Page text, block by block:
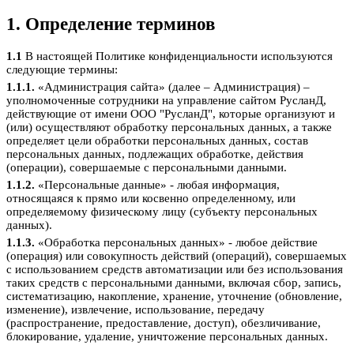
1. Определение терминов
1.1 В настоящей Политике конфиденциальности используются
следующие термины:
1.1.1. «Администрация сайта» (далее – Администрация) –
уполномоченные сотрудники на управление сайтом РусланД,
действующие от имени ООО "РусланД", которые организуют и
(или) осуществляют обработку персональных данных, а также
определяет цели обработки персональных данных, состав
персональных данных, подлежащих обработке, действия
(операции), совершаемые с персональными данными.
1.1.2. «Персональные данные» - любая информация,
относящаяся к прямо или косвенно определенному, или
определяемому физическому лицу (субъекту персональных
данных).
1.1.3. «Обработка персональных данных» - любое действие
(операция) или совокупность действий (операций), совершаемых
с использованием средств автоматизации или без использования
таких средств с персональными данными, включая сбор, запись,
систематизацию, накопление, хранение, уточнение (обновление,
изменение), извлечение, использование, передачу
(распространение, предоставление, доступ), обезличивание,
блокирование, удаление, уничтожение персональных данных.